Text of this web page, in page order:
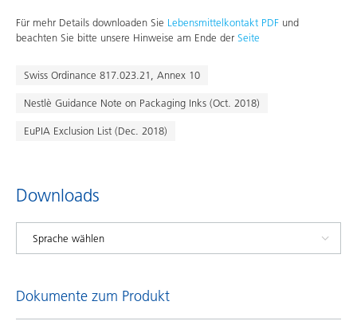
Für mehr Details downloaden Sie Lebensmittelkontakt PDF und
beachten Sie bitte unsere Hinweise am Ende der Seite
Swiss Ordinance 817.023.21, Annex 10
Nestlè Guidance Note on Packaging Inks (Oct. 2018)
EuPIA Exclusion List (Dec. 2018)
Downloads
Dokumente zum Produkt